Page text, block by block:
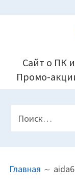
Сайт о ПК
Промо-
ВЕРХНЕГО
Найти:
НАГлавная